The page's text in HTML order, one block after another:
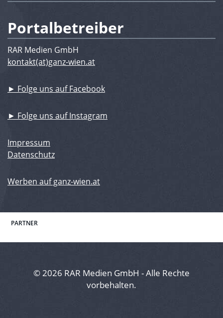
Portalbetreiber
RAR Medien GmbH
kontakt(at)ganz-wien.at
► Folge uns auf Facebook
► Folge uns auf Instagram
Impressum
Datenschutz
Werben auf ganz-wien.at
PARTNER
© 2026 RAR Medien GmbH - Alle Rechte
vorbehalten.